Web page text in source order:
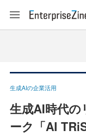
生成AIの企業活用
生成AI時代の
ーク「AI